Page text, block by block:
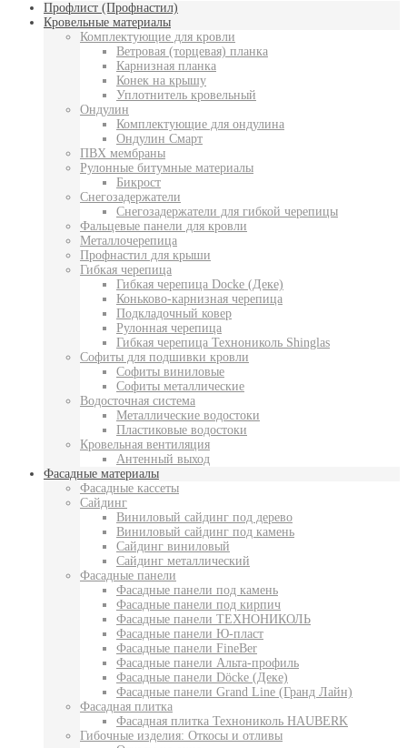
Профлист (Профнастил)
Кровельные материалы
Комплектующие для кровли
Ветровая (торцевая) планка
Карнизная планка
Конек на крышу
Уплотнитель кровельный
Ондулин
Комплектующие для ондулина
Ондулин Смарт
ПВХ мембраны
Рулонные битумные материалы
Бикрост
Снегозадержатели
Снегозадержатели для гибкой черепицы
Фальцевые панели для кровли
Металлочерепица
Профнастил для крыши
Гибкая черепица
Гибкая черепица Docke (Деке)
Коньково-карнизная черепица
Подкладочный ковер
Рулонная черепица
Гибкая черепица Технониколь Shinglas
Софиты для подшивки кровли
Софиты виниловые
Софиты металлические
Водосточная система
Металлические водостоки
Пластиковые водостоки
Кровельная вентиляция
Антенный выход
Фасадные материалы
Фасадные кассеты
Сайдинг
Виниловый сайдинг под дерево
Виниловый сайдинг под камень
Сайдинг виниловый
Сайдинг металлический
Фасадные панели
Фасадные панели под камень
Фасадные панели под кирпич
Фасадные панели ТЕХНОНИКОЛЬ
Фасадные панели Ю-пласт
Фасадные панели FineBer
Фасадные панели Альта-профиль
Фасадные панели Döcke (Деке)
Фасадные панели Grand Line (Гранд Лайн)
Фасадная плитка
Фасадная плитка Технониколь HAUBERK
Гибочные изделия: Откосы и отливы